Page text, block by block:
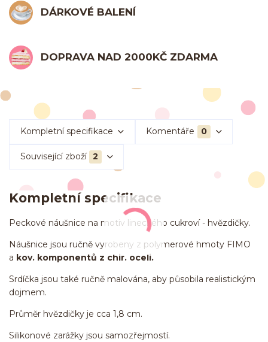
DÁRKOVÉ BALENÍ
DOPRAVA NAD 2000KČ ZDARMA
Kompletní specifikace Komentáře 0
Související zboží 2
Kompletní specifikace
Peckové náušnice na motiv lineckého cukroví - hvězdičky.
Náušnice jsou ručně vyrobeny z polymerové hmoty FIMO
a kov. komponentů z chir. oceli.
Srdíčka jsou také ručně malována, aby působila realistickým
dojmem.
Průměr hvězdičky je cca 1,8 cm.
Silikonové zarážky jsou samozřejmostí.